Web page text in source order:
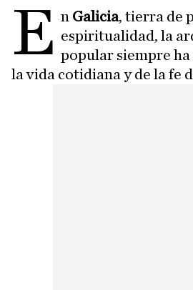
E n Galicia, tierra de
espiritualidad, la
popular siempre
la vida cotidiana y de la fe